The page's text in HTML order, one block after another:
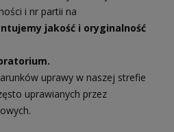
i nr partii na
jakość i oryginalność
uprawy w naszej strefie
uprawianych przez